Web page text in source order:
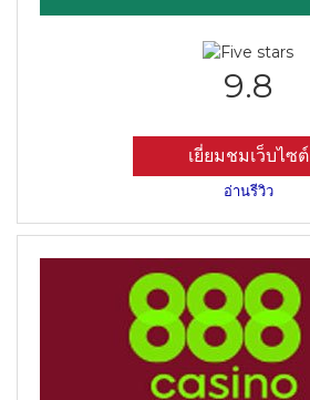
9.8
เยี่ยมชมเว็บไซต์
อ่านรีวิว